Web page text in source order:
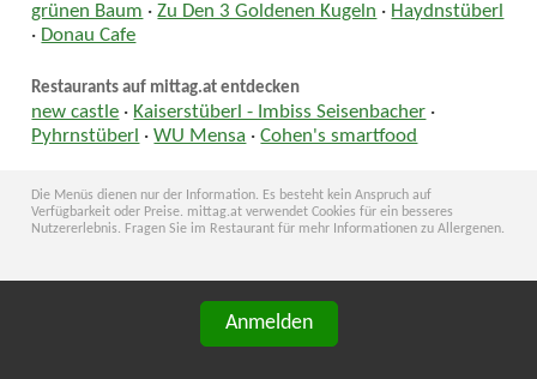
grünen Baum ·Zu Den 3 Goldenen Kugeln · Haydnstüberl
· Donau Cafe
Restaurants auf mittag.at entdecken
new castle · Kaiserstüberl - Imbiss Seisenbacher ·
Pyhrnstüberl ·WU Mensa ·Cohen's smartfood
Die Menüs dienen nur der Information. Es besteht kein Anspruch auf
Verfügbarkeit oder Preise. mittag.at verwendet Cookies für ein besseres
Nutzererlebnis. Fragen Sie im Restaurant für mehr Informationen zu Allergenen.
Anmelden